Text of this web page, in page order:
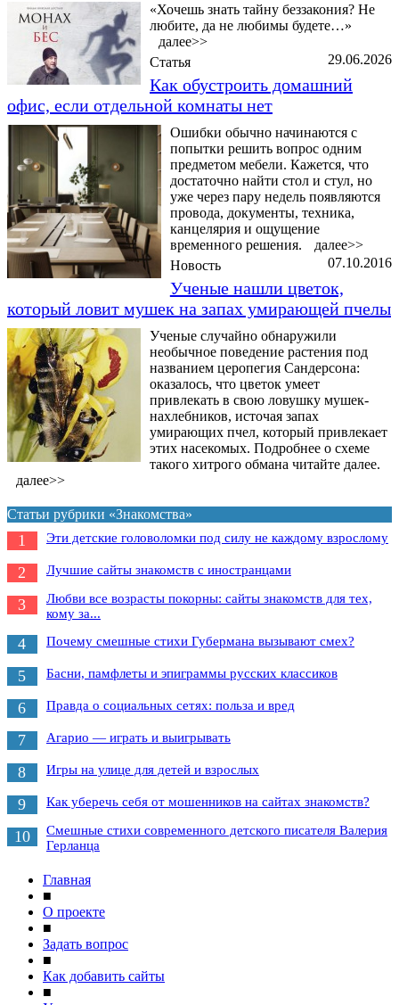
«Хочешь знать тайну беззакония? Не
любите, да не любимы будете…»
далее>>
29.06.2026
Статья
Как обустроить домашний
офис, если отдельной комнаты нет
Ошибки обычно начинаются с
попытки решить вопрос одним
предметом мебели. Кажется, что
достаточно найти стол и стул, но
уже через пару недель появляются
провода, документы, техника,
канцелярия и ощущение
временного решения.
далее>>
07.10.2016
Новость
Ученые нашли цветок,
который ловит мушек на запах умирающей пчелы
Ученые случайно обнаружили
необычное поведение растения под
названием церопегия Сандерсона:
оказалось, что цветок умеет
привлекать в свою ловушку мушек-
нахлебников, источая запах
умирающих пчел, который привлекает
этих насекомых. Подробнее о схеме
такого хитрого обмана читайте далее.
далее>>
Статьи рубрики «Знакомства»
1 Эти детские головоломки под силу не каждому взрослому
2 Лучшие сайты знакомств с иностранцами
3
Любви все возрасты покорны: сайты знакомств для тех,
кому за...
4 Почему смешные стихи Губермана вызывают смех?
5 Басни, памфлеты и эпиграммы русских классиков
6 Правда о социальных сетях: польза и вред
7 Агарио — играть и выигрывать
8 Игры на улице для детей и взрослых
9 Как уберечь себя от мошенников на сайтах знакомств?
10
Смешные стихи современного детского писателя Валерия
Герланца
Главная
■
О проекте
■
Задать вопрос
■
Как добавить сайты
■